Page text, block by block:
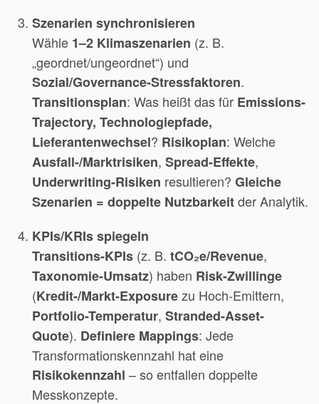
Szenarien synchronisieren
Wähle 1–2 Klimaszenarien (z. B.
„geordnet/ungeordnet“) und
Sozial/Governance-Stressfaktoren.
Transitionsplan: Was heißt das für Emissions-
Trajectory, Technologiepfade,
Lieferantenwechsel? Risikoplan: Welche
Ausfall-/Marktrisiken, Spread-Effekte,
Underwriting-Risiken resultieren? Gleiche
Szenarien = doppelte Nutzbarkeitder Analytik.
KPIs/KRIs spiegeln
Transitions-KPIs (z. B. tCO₂e/Revenue,
Taxonomie-Umsatz) haben Risk-Zwillinge
(Kredit-/Markt-Exposurezu Hoch-Emittern,
Portfolio-Temperatur, Stranded-Asset-
Quote). Definiere Mappings: Jede
Transformationskennzahl hat eine
Risikokennzahl – so entfallen doppelte
Messkonzepte.